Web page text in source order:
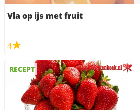
Vla op ijs met fruit
4
RECEPT